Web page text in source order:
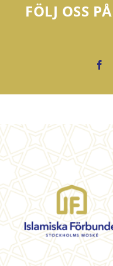
FÖLJ OSS